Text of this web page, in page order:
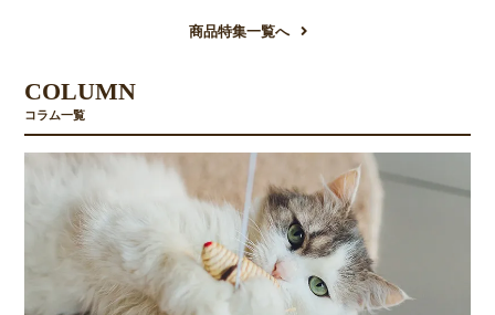
商品特集一覧へ
COLUMN
コラム一覧